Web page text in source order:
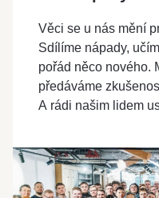
Věci se u nás mění
Sdílíme nápady,
pořád něco nového.
předáváme
A rádi našim lidem